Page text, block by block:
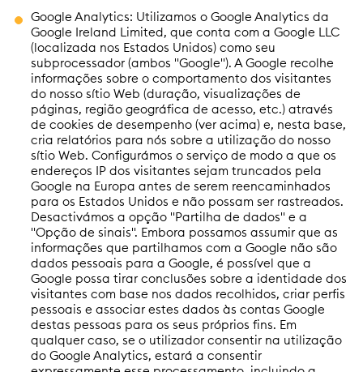
Google Analytics: Utilizamos o Google Analytics da
Google Ireland Limited, que conta com a Google LLC
(localizada nos Estados Unidos) como seu
subprocessador (ambos "Google"). A Google recolhe
informações sobre o comportamento dos visitantes
do nosso sítio Web (duração, visualizações de
páginas, região geográfica de acesso, etc.) através
de cookies de desempenho (ver acima) e, nesta base,
cria relatórios para nós sobre a utilização do nosso
sítio Web. Configurámos o serviço de modo a que os
endereços IP dos visitantes sejam truncados pela
Google na Europa antes de serem reencaminhados
para os Estados Unidos e não possam ser rastreados.
Desactivámos a opção "Partilha de dados" e a
"Opção de sinais". Embora possamos assumir que as
informações que partilhamos com a Google não são
dados pessoais para a Google, é possível que a
Google possa tirar conclusões sobre a identidade dos
visitantes com base nos dados recolhidos, criar perfis
pessoais e associar estes dados às contas Google
destas pessoas para os seus próprios fins. Em
qualquer caso, se o utilizador consentir na utilização
do Google Analytics, estará a consentir